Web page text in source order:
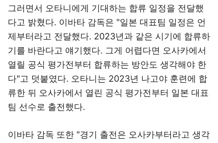
그러면서 오타니에게 기대하는 합류 일정을 전달했
다고 밝혔다. 이바타 감독은 "일본 대표팀 일정은 언
제부터라고 전달했다. 2023년과 같은 시기에 합류하
기를 바란다고 얘기했다. 그게 어렵다면 오사카에서
열릴 공식 평가전부터 합류하는 방안도 생각해야 한
다"고 덧붙였다. 오타니는 2023년 나고야 훈련에 합
류한 뒤 오사카에서 열린 공식 평가전부터 일본 대표
팀 선수로 출전했다.
이바타 감독 또한 "경기 출전은 오사카부터라고 생각